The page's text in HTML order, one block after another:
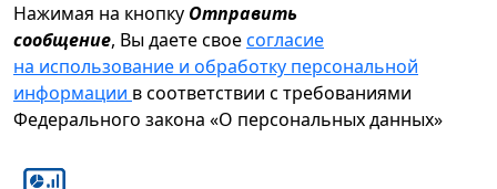
Нажимая на кнопку Отправить
сообщение, Вы даете своесогласие
на использование и обработку персональной
информации в соответствии с требованиями
Федерального закона «О персональных данных»